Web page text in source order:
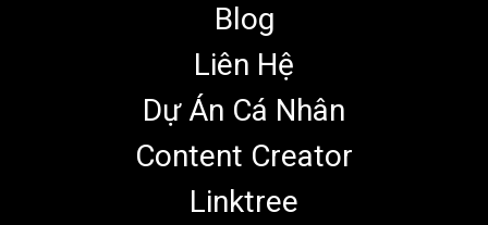
Blog
Liên Hệ
Dự Án Cá Nhân
Content Creator
Linktree